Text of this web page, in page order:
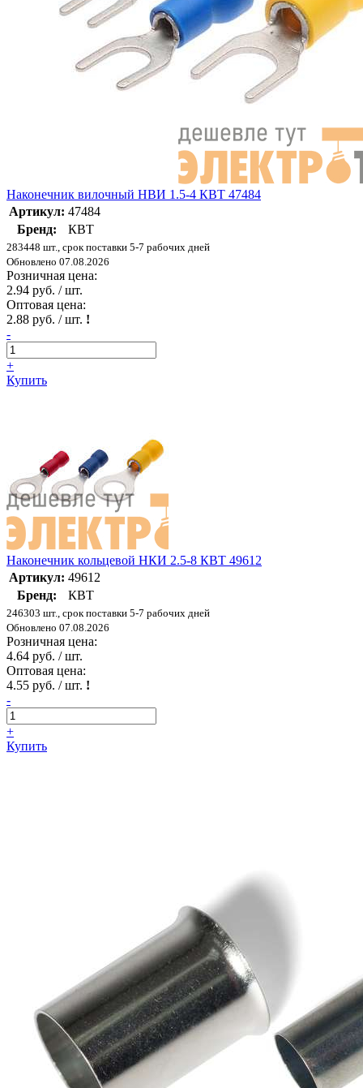
Наконечник вилочный НВИ 1.5-4 КВТ 47484
Артикул: 47484
Бренд:
КВТ
283448 шт., срок поставки 5-7 рабочих дней
Обновлено 07.08.2026
Розничная цена:
2.94 руб. / шт.
Оптовая цена:
2.88 руб. / шт. !
-
+
Купить
Наконечник кольцевой НКИ 2.5-8 КВТ 49612
Артикул: 49612
Бренд:
КВТ
246303 шт., срок поставки 5-7 рабочих дней
Обновлено 07.08.2026
Розничная цена:
4.64 руб. / шт.
Оптовая цена:
4.55 руб. / шт. !
-
+
Купить